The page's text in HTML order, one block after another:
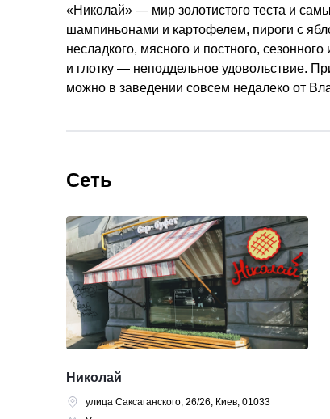
«Николай» — мир золотистого теста и
шампиньонами и картофелем, пироги с
несладкого, мясного и постного,
и глотку — неподдельное удовольствие.
можно в заведении совсем недалеко от
Сеть
Николай
улица Саксаганского, 26/26, Киев, 01033